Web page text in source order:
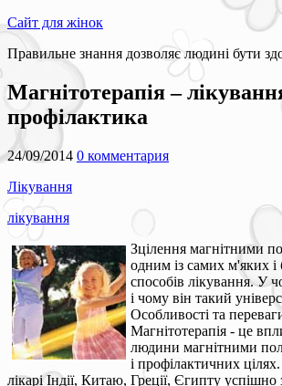
Сайт для жінок
Правильне знання дозволяє людині бути
Магнітотерапія –
профілактика
24/09/2014 0 комментария
Лікування
лікування
Зцілення магнітними
одним із самих м'яких і
способів лікування. У
і чому він такий
Особливості та
Магнітотерапія - це
людини магнітними
і профілактичних
лікарі Індії, Китаю, Греції, Єгипту успішно